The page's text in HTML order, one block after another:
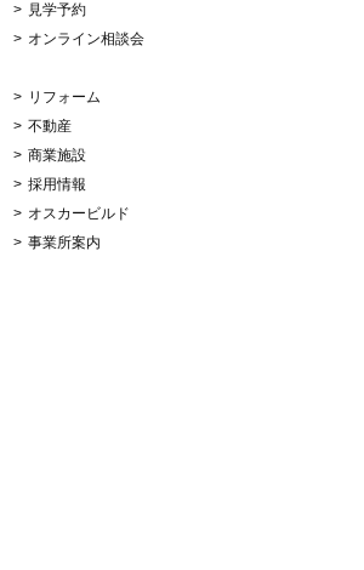
見学予約
オンライン相談会
リフォーム
不動産
商業施設
採用情報
オスカービルド
事業所案内